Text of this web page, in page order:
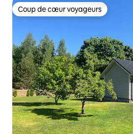
Coup de cœur voyageurs
Coup de cœur voyageurs